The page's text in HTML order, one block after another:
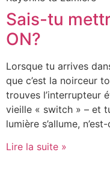
Sais-tu
ON?
Lorsque tu arrives
que c’est la noirceur
trouves l’interrupteur
vieille « switch » – et
lumière s’allume,
Lire la suite »